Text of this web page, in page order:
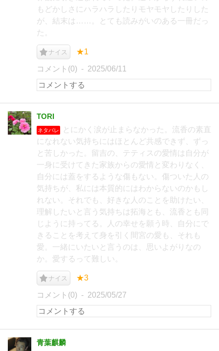
もどかしさにハラハラしたりモヤモヤしたりした
が、結末は……。とても読みがいのある一冊だっ
た。
ナイス ★1
コメント(0) 2025/06/11
TORI
ネタバレ
とにかく涙が止まらなかった。流香の素直
になれない気持ちにはほとんど共感できず、ずっ
と苦しかった。留吉の、テティスの愛情は自分が
一身に受けてきた家族からの愛情と変わりなく、
自分には蓋をするような傷もない。傷ついた人の
気持ちが、私には本質的にはわからないのかもし
れない。それでも、好きな人のことを助けたい、
理解したいと言う気持ちは拓海とも、流香とも同
じように持ってる。人の幸せを願う時、自分にで
きることを考えて身を引く間宮の愛も、それも
愛。一緒にいたいと言うのは、思いよがりなの
か。愛するって難しい。
ナイス ★3
コメント(0) 2025/05/27
青葉麒麟